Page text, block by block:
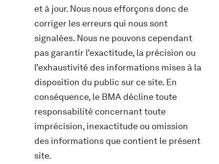
et à jour. Nous nous efforçons donc de
corriger les erreurs qui nous sont
signalées. Nous ne pouvons cependant
pas garantir l’exactitude, la précision ou
l’exhaustivité des informations mises à la
disposition du public sur ce site. En
conséquence, le BMA décline toute
responsabilité concernant toute
imprécision, inexactitude ou omission
des informations que contient le présent
site.